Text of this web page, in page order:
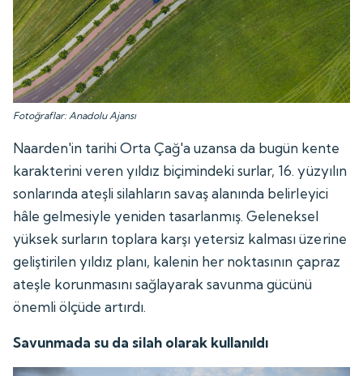
Fotoğraflar: Anadolu Ajansı
Naarden'in tarihi Orta Çağ'a uzansa da bugün kente
karakterini veren yıldız biçimindeki surlar, 16. yüzyılın
sonlarında ateşli silahların savaş alanında belirleyici
hâle gelmesiyle yeniden tasarlanmış. Geleneksel
yüksek surların toplara karşı yetersiz kalması üzerine
geliştirilen yıldız planı, kalenin her noktasının çapraz
ateşle korunmasını sağlayarak savunma gücünü
önemli ölçüde artırdı.
Savunmada su da silah olarak kullanıldı